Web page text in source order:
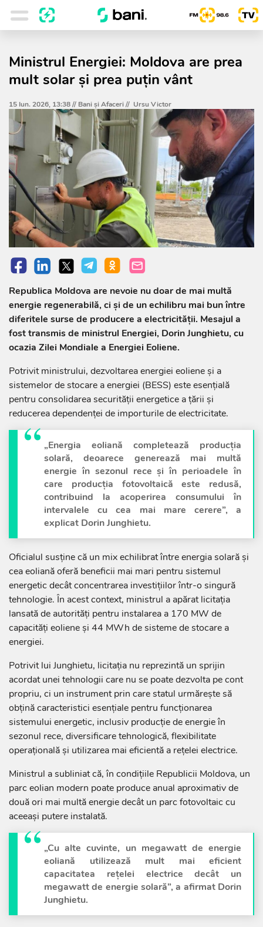
Ministrul Energiei: Moldova are prea
mult solar și prea puțin vânt
15 Iun. 2026, 13:38 // Bani și Afaceri// Ursu Victor
Republica Moldova are nevoie nu doar de mai multă
energie regenerabilă, ci și de un echilibru mai bun între
diferitele surse de producere a electricității. Mesajul a
fost transmis de ministrul Energiei, Dorin Junghietu, cu
ocazia Zilei Mondiale a Energiei Eoliene.
Potrivit ministrului, dezvoltarea energiei eoliene și a
sistemelor de stocare a energiei (BESS) este esențială
pentru consolidarea securității energetice a țării și
reducerea dependenței de importurile de electricitate.
„Energia eoliană completează producția
solară, deoarece generează mai multă
energie în sezonul rece și în perioadele în
care producția fotovoltaică este redusă,
contribuind la acoperirea consumului în
intervalele cu cea mai mare cerere”, a
explicat Dorin Junghietu.
Oficialul susține că un mix echilibrat între energia solară și
cea eoliană oferă beneficii mai mari pentru sistemul
energetic decât concentrarea investițiilor într-o singură
tehnologie. În acest context, ministrul a apărat licitația
lansată de autorități pentru instalarea a 170 MW de
capacități eoliene și 44 MWh de sisteme de stocare a
energiei.
Potrivit lui Junghietu, licitația nu reprezintă un sprijin
acordat unei tehnologii care nu se poate dezvolta pe cont
propriu, ci un instrument prin care statul urmărește să
obțină caracteristici esențiale pentru funcționarea
sistemului energetic, inclusiv producție de energie în
sezonul rece, diversificare tehnologică, flexibilitate
operațională și utilizarea mai eficientă a rețelei electrice.
Ministrul a subliniat că, în condițiile Republicii Moldova, un
parc eolian modern poate produce anual aproximativ de
două ori mai multă energie decât un parc fotovoltaic cu
aceeași putere instalată.
„Cu alte cuvinte, un megawatt de energie
eoliană utilizează mult mai eficient
capacitatea rețelei electrice decât un
megawatt de energie solară”, a afirmat Dorin
Junghietu.